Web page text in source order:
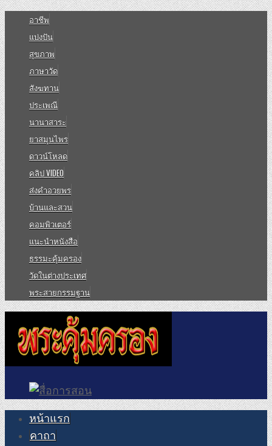
อาชีพ
แบ่งปัน
สุขภาพ
ภาษาวัด
สังฆทาน
ประเพณี
นานาสาระ
ยาสมุนไพร
ดาวน์โหลด
คลิป VIDEO
ส่งคำอวยพร
บ้านและสวน
คอมพิวเตอร์
แนะนำหนังสือ
ธรรมะคุ้มครอง
วัดในต่างประเทศ
พระสายกรรมฐาน
หน้าแรก
คาถา